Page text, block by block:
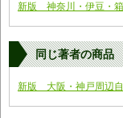
新版 神奈川・伊豆・
同じ著者の商品
新版 大阪・神戸周辺